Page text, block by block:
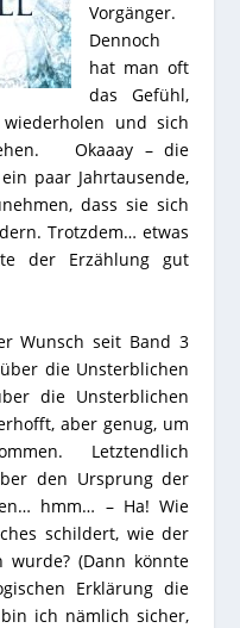
Vorgänger.
Dennoch
hat man oft
das Gefühl,
und sich
Okaaay – die
paar Jahrtausende,
dass sie sich
Trotzdem… etwas
der Erzählung gut
Wunsch seit Band 3
die Unsterblichen
die Unsterblichen
aber genug, um
Letztendlich
den Ursprung der
hmm… – Ha! Wie
schildert, wie der
wurde? (Dann könnte
Erklärung die
ich nämlich sicher,